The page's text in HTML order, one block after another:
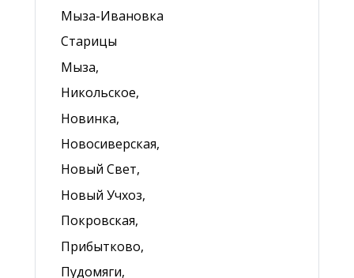
Мыза-Ивановка
Старицы
Мыза,
Никольское,
Новинка,
Новосиверская,
Новый Свет,
Новый Учхоз,
Покровская,
Прибытково,
Пудомяги,